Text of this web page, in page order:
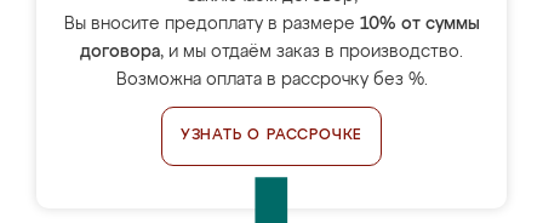
Вы вносите предоплату в размере 10% от суммы
договора, и мы отдаём заказ в производство.
Возможна оплата в рассрочку без %.
УЗНАТЬ О РАССРОЧКЕ